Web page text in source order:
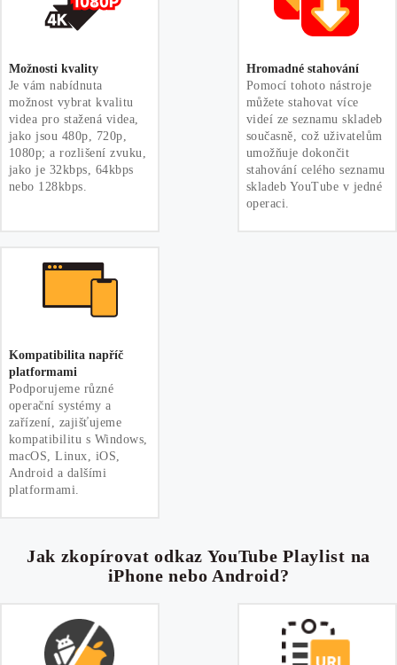
Možnosti kvality
Je vám nabídnuta
možnost vybrat kvalitu
videa pro stažená videa,
jako jsou 480p, 720p,
1080p; a rozlišení zvuku,
jako je 32kbps, 64kbps
nebo 128kbps.
Hromadné stahování
Pomocí tohoto nástroje
můžete stahovat více
videí ze seznamu skladeb
současně, což uživatelům
umožňuje dokončit
stahování celého seznamu
skladeb YouTube v jedné
operaci.
Kompatibilita napříč
platformami
Podporujeme různé
operační systémy a
zařízení, zajišťujeme
kompatibilitu s Windows,
macOS, Linux, iOS,
Android a dalšími
platformami.
Jak zkopírovat odkaz YouTube Playlist na
iPhone nebo Android?